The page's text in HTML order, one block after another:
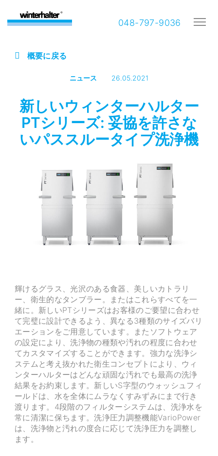
048-797-9036
概要に戻る
ニュース 26.05.2021
新しいウィンターハルター
PTシリーズ: 妥協を許さな
いパススルータイプ洗浄機
輝けるグラス、光沢のある食器、美しいカトラリ
ー、衛生的なタンブラー。またはこれらすべてを一
緒に。新しいPTシリーズはお客様のご要望に合わせ
て完璧に設計できるよう、異なる3種類のサイズバリ
エーションをご用意しています。またソフトウェア
の設定により、洗浄物の種類や汚れの程度に合わせ
てカスタマイズすることができます。強力な洗浄シ
ステムと考え抜かれた衛生コンセプトにより、ウィ
ンターハルターはどんな頑固な汚れでも最高の洗浄
結果をお約束します。新しいS字型のウォッシュフィ
ールドは、水を全体にムラなくすみずみにまで行き
渡ります。4段階のフィルターシステムは、洗浄水を
常に清潔に保ちます。洗浄圧力調整機能VarioPower
は、洗浄物と汚れの度合に応じて洗浄圧力を調整し
ます。